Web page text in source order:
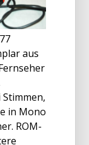
aus
in Mono
ROM-